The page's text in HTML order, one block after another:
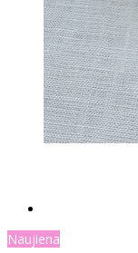
Naujiena